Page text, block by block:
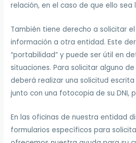
relación, en el caso de que ello sea
También tiene derecho a solicitar
información a otra entidad. Este
“portabilidad” y puede ser útil en
situaciones. Para solicitar alguno
deberá realizar una solicitud
junto con una fotocopia de su DNI,
En las oficinas de nuestra entidad
formularios específicos para